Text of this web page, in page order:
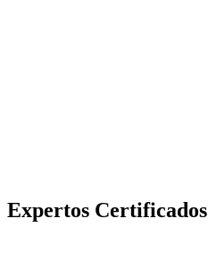
Expertos Certificados